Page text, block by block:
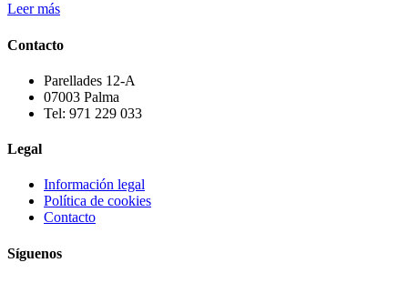
Leer más
Contacto
Parellades 12-A
07003 Palma
Tel: 971 229 033
Legal
Información legal
Política de cookies
Contacto
Síguenos